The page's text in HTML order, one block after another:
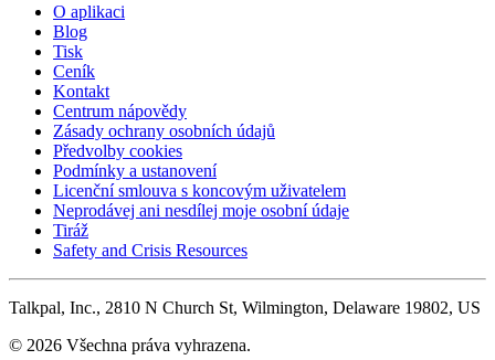
O aplikaci
Blog
Tisk
Ceník
Kontakt
Centrum nápovědy
Zásady ochrany osobních údajů
Předvolby cookies
Podmínky a ustanovení
Licenční smlouva s koncovým uživatelem
Neprodávej ani nesdílej moje osobní údaje
Tiráž
Safety and Crisis Resources
Talkpal, Inc., 2810 N Church St, Wilmington, Delaware 19802, US
© 2026 Všechna práva vyhrazena.